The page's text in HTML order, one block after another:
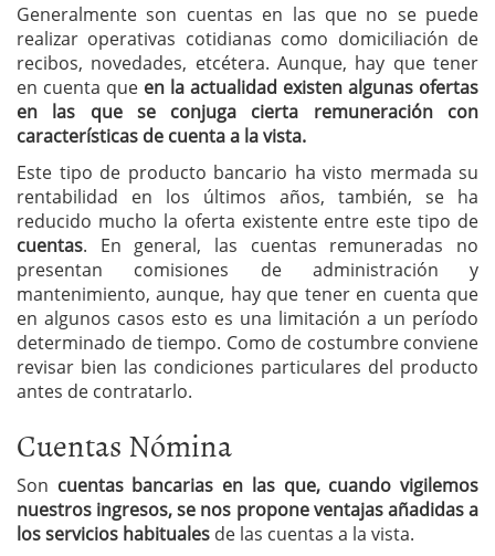
Generalmente son cuentas en las que no se puede
realizar operativas cotidianas como domiciliación de
recibos, novedades, etcétera. Aunque, hay que tener
en cuenta que en la actualidad existen algunas ofertas
en las que se conjuga cierta remuneración con
características de cuenta a la vista.
Este tipo de producto bancario ha visto mermada su
rentabilidad en los últimos años, también, se ha
reducido mucho la oferta existente entre este tipo de
cuentas. En general, las cuentas remuneradas no
presentan comisiones de administración y
mantenimiento, aunque, hay que tener en cuenta que
en algunos casos esto es una limitación a un período
determinado de tiempo. Como de costumbre conviene
revisar bien las condiciones particulares del producto
antes de contratarlo.
Cuentas Nómina
Son cuentas bancarias en las que, cuando vigilemos
nuestros ingresos, se nos propone ventajas añadidas a
los servicios habituales de las cuentas a la vista.